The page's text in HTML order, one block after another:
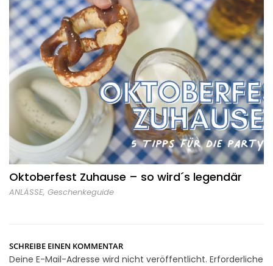
Oktoberfest Zuhause – so wird´s legendär
ANLÄSSE, Geschenkeguide
SCHREIBE EINEN KOMMENTAR
Deine E-Mail-Adresse wird nicht veröffentlicht. Erforderliche